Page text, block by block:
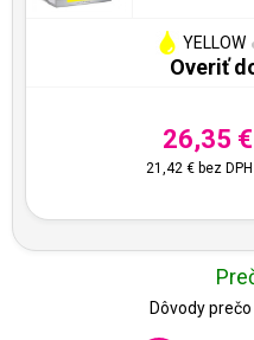
YELLOW
Overiť
26,35 €
21,42 € bez DPH
Dôvody